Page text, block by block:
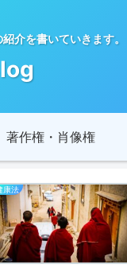
介を書いていきます。
著作権・肖像権
康法